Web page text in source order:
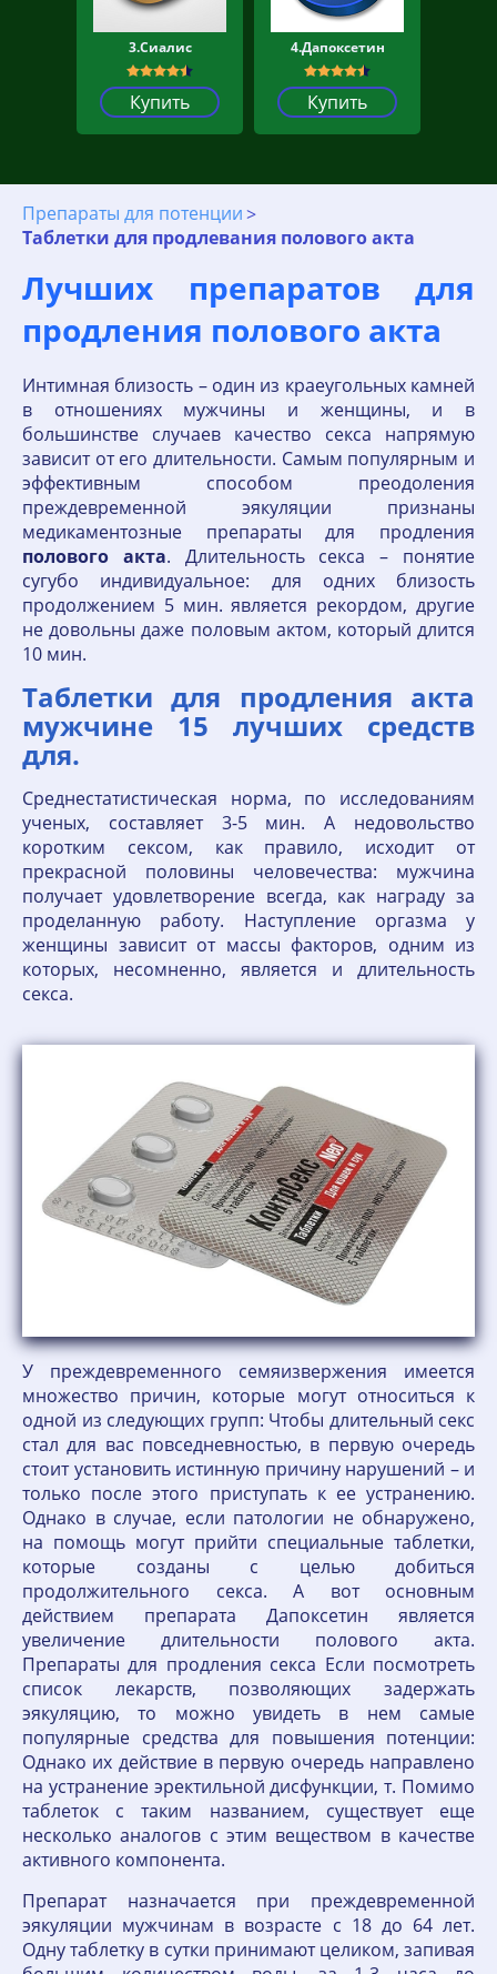
3.Сиалис
Купить
4.Дапоксетин
Купить
Препараты для потенции
Таблетки для продлевания полового акта
Лучших препаратов для
продления полового акта
Интимная близость – один из краеугольных камней
в отношениях мужчины и женщины, и в
большинстве случаев качество секса напрямую
зависит от его длительности. Самым популярным и
эффективным способом преодоления
преждевременной эякуляции признаны
медикаментозные препараты для продления
полового акта. Длительность секса – понятие
сугубо индивидуальное: для одних близость
продолжением 5 мин. является рекордом, другие
не довольны даже половым актом, который длится
10 мин.
Таблетки для продления акта
мужчине 15 лучших средств
для.
Среднестатистическая норма, по исследованиям
ученых, составляет 3-5 мин. А недовольство
коротким сексом, как правило, исходит от
прекрасной половины человечества: мужчина
получает удовлетворение всегда, как награду за
проделанную работу. Наступление оргазма у
женщины зависит от массы факторов, одним из
которых, несомненно, является и длительность
секса.
У преждевременного семяизвержения имеется
множество причин, которые могут относиться к
одной из следующих групп: Чтобы длительный секс
стал для вас повседневностью, в первую очередь
стоит установить истинную причину нарушений – и
только после этого приступать к ее устранению.
Однако в случае, если патологии не обнаружено,
на помощь могут прийти специальные таблетки,
которые созданы с целью добиться
продолжительного секса. А вот основным
действием препарата Дапоксетин является
увеличение длительности полового акта.
Препараты для продления секса Если посмотреть
список лекарств, позволяющих задержать
эякуляцию, то можно увидеть в нем самые
популярные средства для повышения потенции:
Однако их действие в первую очередь направлено
на устранение эректильной дисфункции, т. Помимо
таблеток с таким названием, существует еще
несколько аналогов с этим веществом в качестве
активного компонента.
Препарат назначается при преждевременной
эякуляции мужчинам в возрасте с 18 до 64 лет.
Одну таблетку в сутки принимают целиком, запивая